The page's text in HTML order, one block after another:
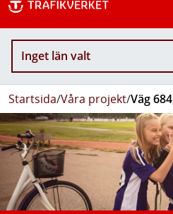
Inget län valt
Startsida/Våra projekt/Väg